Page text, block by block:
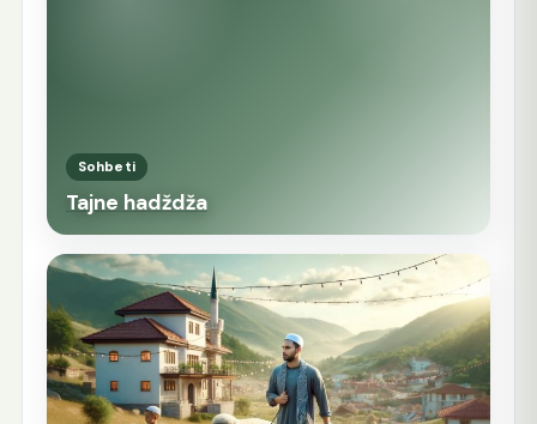
Sohbeti
Tajne hadždža